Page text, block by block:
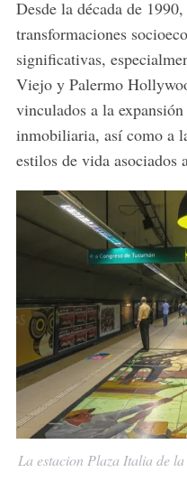
Desde la década de
transformaciones
significativas,
Viejo y Palermo
vinculados a la
inmobiliaria, así como a
estilos de vida asociados
La estacion Plaza Italia de